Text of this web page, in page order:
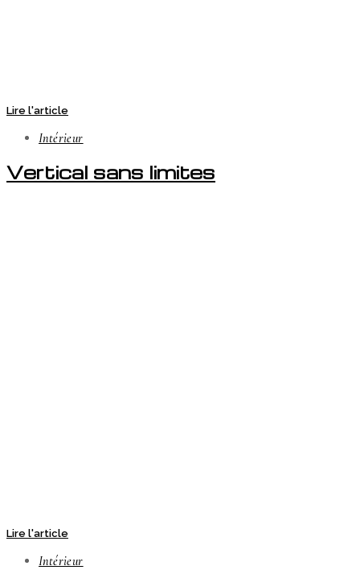
Lire l'article
Intérieur
Vertical sans limites
Lire l'article
Intérieur